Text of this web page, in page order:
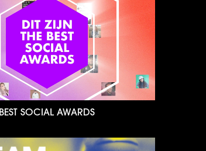
BEST SOCIAL AWARDS